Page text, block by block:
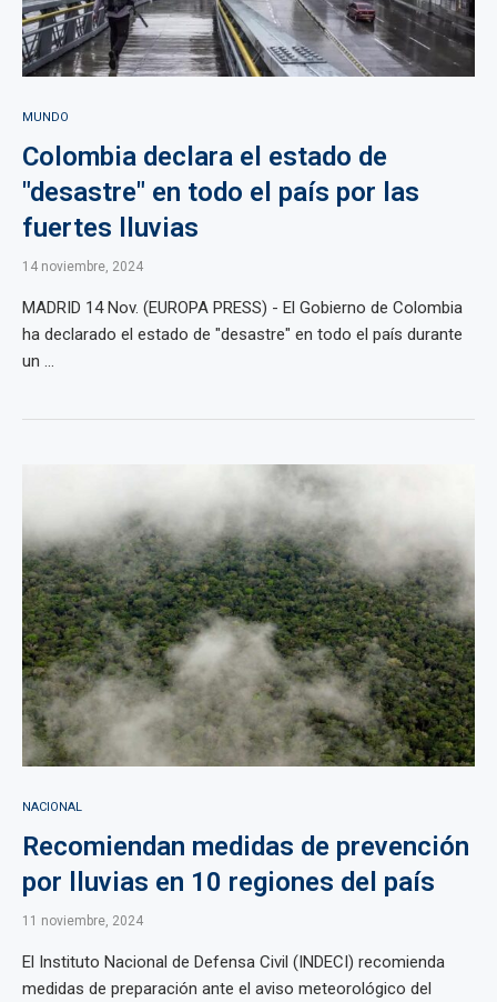
MUNDO
Colombia declara el estado de
"desastre" en todo el país por las
fuertes lluvias
14 noviembre, 2024
MADRID 14 Nov. (EUROPA PRESS) - El Gobierno de Colombia
ha declarado el estado de "desastre" en todo el país durante
un ...
NACIONAL
Recomiendan medidas de prevención
por lluvias en 10 regiones del país
11 noviembre, 2024
El Instituto Nacional de Defensa Civil (INDECI) recomienda
medidas de preparación ante el aviso meteorológico del